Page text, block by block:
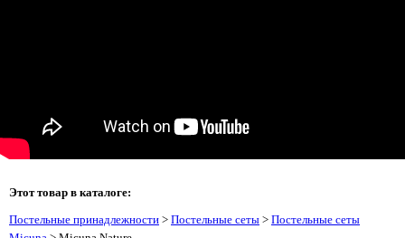
Этот товар в каталоге:
Постельные принадлежности > Постельные сеты > Постельные сеты